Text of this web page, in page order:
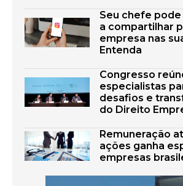
Seu chefe
a compartilhar
empresa nas
Entenda
Congresso
especialistas
desafios e
do Direito
Remuneração
ações ganha
empresas